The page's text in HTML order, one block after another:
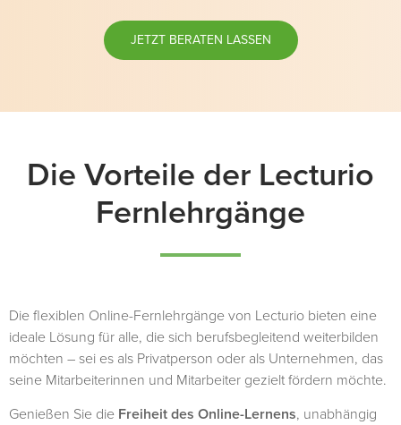
JETZT BERATEN LASSEN
Die Vorteile der Lecturio
Fernlehrgänge
Die flexiblen Online-Fernlehrgänge von Lecturio bieten eine
ideale Lösung für alle, die sich berufsbegleitend weiterbilden
möchten – sei es als Privatperson oder als Unternehmen, das
seine Mitarbeiterinnen und Mitarbeiter gezielt fördern möchte.
Genießen Sie die Freiheit des Online-Lernens, unabhängig